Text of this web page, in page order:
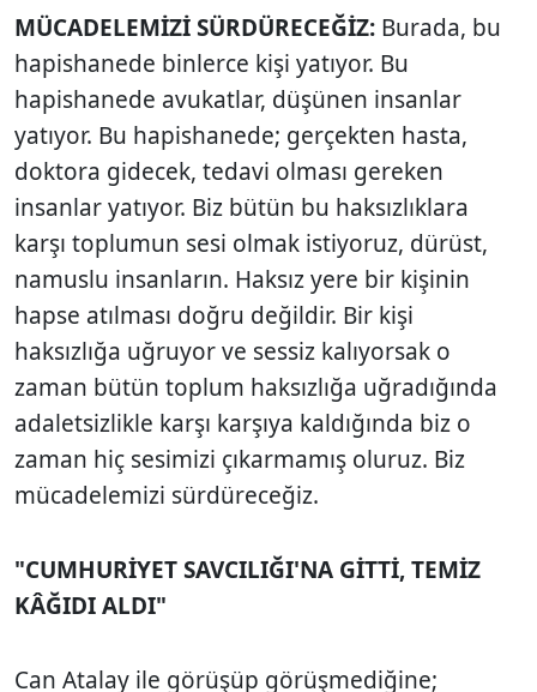
MÜCADELEMİZİ SÜRDÜRECEĞİZ: Burada, bu
hapishanede binlerce kişi yatıyor. Bu
hapishanede avukatlar, düşünen insanlar
yatıyor. Bu hapishanede; gerçekten hasta,
doktora gidecek, tedavi olması gereken
insanlar yatıyor. Biz bütün bu haksızlıklara
karşı toplumun sesi olmak istiyoruz, dürüst,
namuslu insanların. Haksız yere bir kişinin
hapse atılması doğru değildir. Bir kişi
haksızlığa uğruyor ve sessiz kalıyorsak o
zaman bütün toplum haksızlığa uğradığında
adaletsizlikle karşı karşıya kaldığında biz o
zaman hiç sesimizi çıkarmamış oluruz. Biz
mücadelemizi sürdüreceğiz.
"CUMHURİYET SAVCILIĞI'NA GİTTİ, TEMİZ
KÂĞIDI ALDI"
Can Atalay ile görüşüp görüşmediğine;